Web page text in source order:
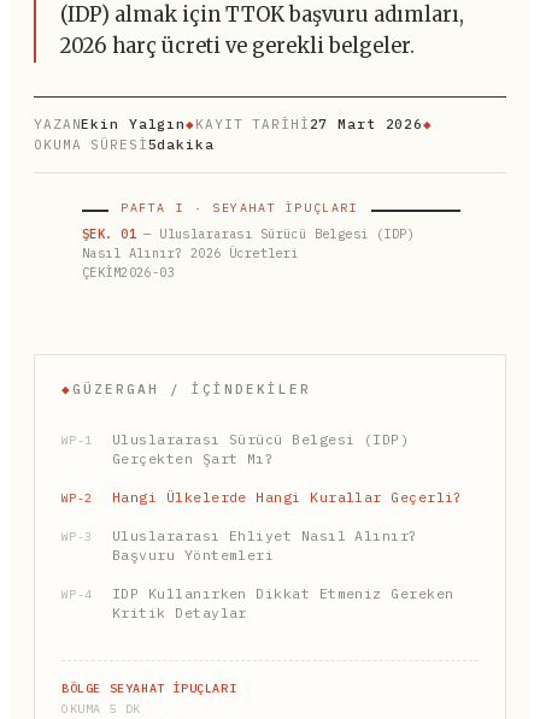
(IDP) almak için TTOK başvuru adımları,
2026 harç ücreti ve gerekli belgeler.
YAZANEkin Yalgın◆KAYIT TARİHİ 27 Mart 2026◆
OKUMA SÜRESİ5dakika
PAFTA I · SEYAHAT İPUÇLARI
ŞEK. 01 — Uluslararası Sürücü Belgesi (IDP)
Nasıl Alınır? 2026 Ücretleri
ÇEKİM2026-03
◆ GÜZERGAH / İÇINDEKILER
WP-1
Uluslararası Sürücü Belgesi (IDP)
Gerçekten Şart Mı?
WP-2 Hangi Ülkelerde Hangi Kurallar Geçerli?
WP-3
Uluslararası Ehliyet Nasıl Alınır?
Başvuru Yöntemleri
WP-4
IDP Kullanırken Dikkat Etmeniz Gereken
Kritik Detaylar
BÖLGE SEYAHAT İPUÇLARI
OKUMA 5 DK